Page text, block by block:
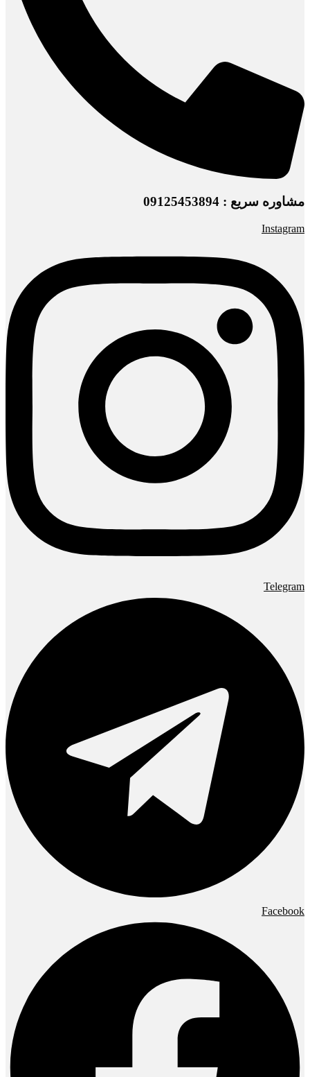
مشاوره سریع : 09125453894
Instagram
Telegram
Facebook